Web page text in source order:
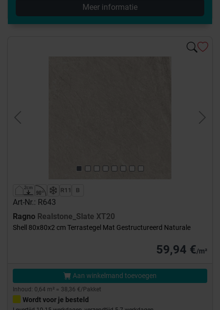
Meer informatie
Previous Next
Art-Nr.: R643
Ragno Realstone_Slate XT20
Shell 80x80x2 cm Terrastegel Mat Gestructureerd Naturale
59,94 €/m²
Aan winkelmand toevoegen
Inhoud: 0,64 m² = 38,36 €/Pakket
Wordt voor je besteld